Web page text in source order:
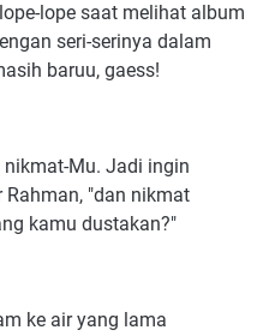
lope saat melihat album
seri-serinya dalam
baruu, gaess!
Mu. Jadi ingin
"dan nikmat
kamu dustakan?"
ke air yang lama